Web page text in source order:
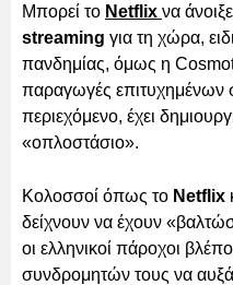
Μπορεί το Netflix να
streaming για τη χώρα,
πανδημίας, όμως η
παραγωγές επιτυχημένων
περιεχόμενο, έχει
«οπλοστάσιο».
Κολοσσοί όπως το Netflix
δείχνουν να έχουν
οι ελληνικοί πάροχοι
συνδρομητών τους να